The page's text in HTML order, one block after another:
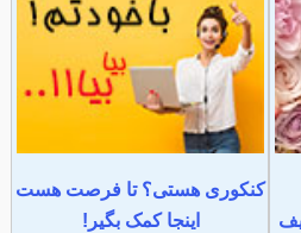
کنکوری هستی؟ تا فرصت هست
اینجا کمک بگیر!